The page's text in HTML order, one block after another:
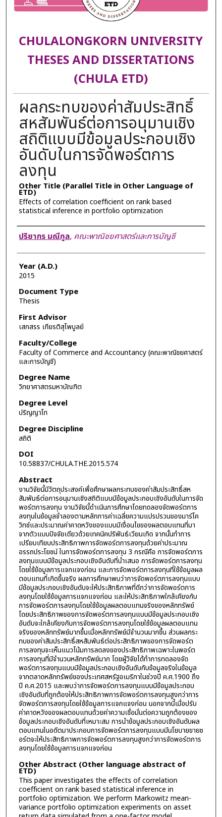
CHULALONGKORN UNIVERSITY
THESES AND DISSERTATIONS
(CHULA ETD)
ผลกระทบของค่าสัมประสิทธิ์
สหสัมพันธ์ต่อการอนุมานเชิง
สถิติแบบมีข้อมูลประกอบเชิง
อันดับในการจัดพอร์ตการ
ลงทุน
Other Title (Parallel Title in Other Language of
ETD)
Effects of correlation coefficient on rank based
statistical inference in portfolio optimization
Author
ปริยากร มณีกูล, คณะพาณิชยศาสตร์และการบัญชี
Year (A.D.)
2015
Document Type
Thesis
First Advisor
เสกสรร เกียรติสุไพบูลย์
Faculty/College
Faculty of Commerce and Accountancy (คณะพาณิชยศาสตร์
และการบัญชี)
Degree Name
วิทยาศาสตรมหาบัณฑิต
Degree Level
ปริญญาโท
Degree Discipline
สถิติ
DOI
10.58837/CHULA.THE.2015.574
Abstract
งานวิจัยนี้มีวัตถุประสงค์เพื่อศึกษาผลกระทบของค่าสัมประสิทธิ์สห
สัมพันธ์ต่อการอนุมานเชิงสถิติแบบมีข้อมูลประกอบเชิงอันดับในการจัด
พอร์ตการลงทุน งานวิจัยนี้ดำเนินการศึกษาโดยทดลองจัดพอร์ตการ
ลงทุนในข้อมูลจำลองตามหลักการค่าเฉลี่ยความแปรปรวนของมาร์โค
วิทซ์และประมาณค่าคาดหวังของแบบมีเงื่อนไขของผลตอบแทนที่มา
จากตัวแบบปัจจัยเดียวด้วยเทคนิคปริพันธ์เวียนเกิด จากนั้นทำการ
เปรียบเทียบประสิทธิภาพการจัดพอร์ตการลงทุนด้วยค่าประมาณ
อรรถประโยชน์ ในการจัดพอร์ตการลงทุน 3 กรณีคือ การจัดพอร์ตการ
ลงทุนแบบมีข้อมูลประกอบเชิงอันดับที่นำเสนอ การจัดพอร์ตการลงทุน
โดยใช้ข้อมูลการแจกแจงก่อน และการจัดพอร์ตการลงทุนที่ใช้ข้อมูลผล
ตอบแทนที่เกิดขึ้นจริง ผลการศึกษาพบว่าการจัดพอร์ตการลงทุนแบบ
มีข้อมูลประกอบเชิงอันดับจะให้ประสิทธิภาพที่ดีกว่าการจัดพอร์ตการ
ลงทุนโดยใช้ข้อมูลการแจกแจงก่อน และให้ประสิทธิภาพใกล้เคียงกับ
การจัดพอร์ตการลงทุนโดยใช้ข้อมูลผลตอบแทนจริงของหลักทรัพย์
โดยประสิทธิภาพของการจัดพอร์ตการลงทุนแบบมีข้อมูลประกอบเชิง
อันดับจะใกล้เคียงกับการจัดพอร์ตการลงทุนโดยใช้ข้อมูลผลตอบแทน
จริงของหลักทรัพย์มากขึ้นเมื่อหลักทรัพย์มีจำนวนมากขึ้น ส่วนผลกระ
ทบของค่าสัมประสิทธิ์สหสัมพันธ์ต่อประสิทธิภาพของการจัดพอร์ต
การลงทุนจะเห็นแนวโน้มการลดลงของประสิทธิภาพเฉพาะในพอร์ต
การลงทุนที่มีจำนวนหลักทรัพย์มาก โดยผู้วิจัยได้ทำการทดลองจัด
พอร์ตการลงทุนแบบมีข้อมูลประกอบเชิงอันดับกับข้อมูลจริงในข้อมูล
จากตลาดหลักทรัพย์ของประเทศสหรัฐอเมริกาในช่วงปี ค.ศ.1900 ถึง
ปี ค.ศ.2015 และพบว่าการจัดพอร์ตการลงทุนแบบมีข้อมูลประกอบ
เชิงอันดับที่ถูกต้องให้ประสิทธิภาพการจัดพอร์ตการลงทุนสูงกว่าการ
จัดพอร์ตการลงทุนโดยใช้ข้อมูลการแจกแจงก่อน นอกจากนี้เมื่อปรับ
ค่าคาดหวังของผลตอบแทนด้วยค่าความเชื่อมั่นต่อความถูกต้องของ
ข้อมูลประกอบเชิงอันดับที่เหมาะสม การนำข้อมูลประกอบเชิงอันดับผล
ตอบแทนในอดีตมาประกอบการจัดพอร์ตการลงทุนแบบมีนโยบายขายช
อร์ตจะให้ประสิทธิภาพการจัดพอร์ตการลงทุนสูงกว่าการจัดพอร์ตการ
ลงทุนโดยใช้ข้อมูลการแจกแจงก่อน
Other Abstract (Other language abstract of
ETD)
This paper investigates the effects of correlation
coefficient on rank based statistical inference in
portfolio optimization. We perform Markowitz mean-
variance portfolio optimization experiments on asset